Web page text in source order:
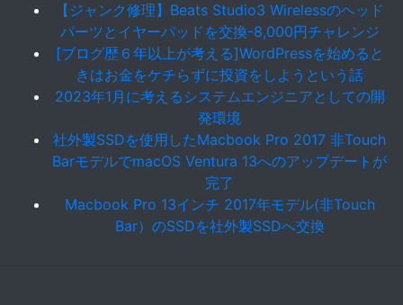
【ジャンク修理】Beats Studio3 Wirelessのヘッド
パーツとイヤーパッドを交換-8,000円チャレンジ
[ブログ歴６年以上が考える]WordPressを始めると
きはお金をケチらずに投資をしようという話
2023年1月に考えるシステムエンジニアとしての開
発環境
社外製SSDを使用したMacbook Pro 2017 非Touch
BarモデルでmacOS Ventura 13へのアップデートが
完了
Macbook Pro 13インチ 2017年モデル(非Touch
Bar）のSSDを社外製SSDへ交換